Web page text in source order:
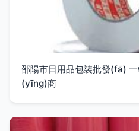
邵陽市日用品包裝批發(fā)
(yīng)商